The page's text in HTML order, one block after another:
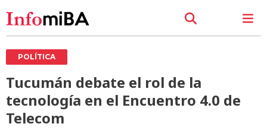
POLÍTICA
Tucumán debate el rol de la
tecnología en el Encuentro 4.0 de
Telecom